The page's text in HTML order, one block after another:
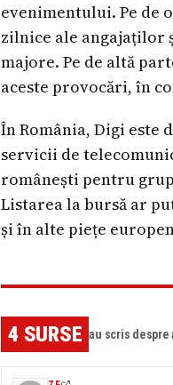
evenimentului. Pe de
zilnice ale angajaților
majore. Pe de altă
aceste provocări, în
În România, Digi
servicii de
românești pentru
Listarea la bursă ar
și în alte piețe
4 SURSE au scris